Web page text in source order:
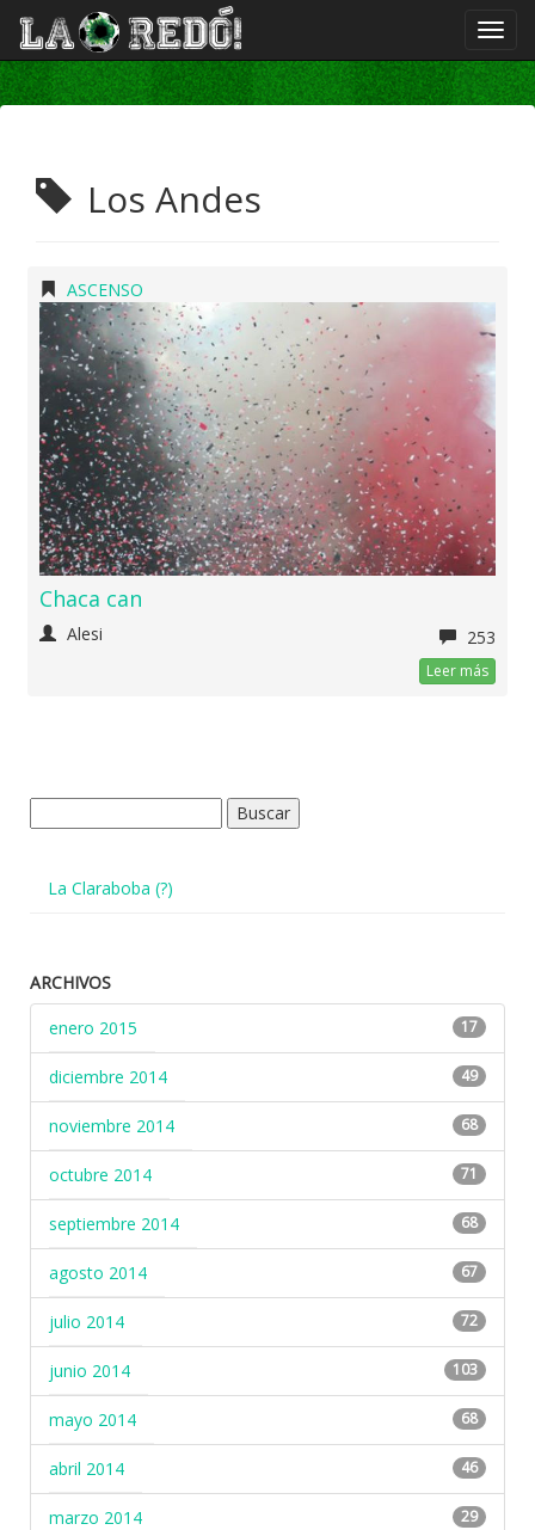
Los Andes
ASCENSO
Chaca can
Alesi 253
Leer más
La Claraboba (?)
ARCHIVOS
enero 2015
17
diciembre 2014 49
noviembre 2014 68
octubre 2014 71
septiembre 2014 68
agosto 2014 67
julio 2014 72
junio 2014 103
mayo 2014 68
abril 2014 46
marzo 2014 29